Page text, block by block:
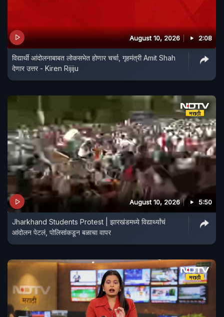
August 10, 2026 2:08
विद्यार्थी आंदोलनाबाबत लोकसभेत होणार चर्चा, गृहमंत्री Amit Shah
देणार उत्तर - Kiren Rijiju
August 10, 2026 5:50
Jharkhand Students Protest | झारखंडमध्ये विद्यार्थ्यांचं
आंदोलन पेटलं, पोलिसांकडून बळाचा वापर